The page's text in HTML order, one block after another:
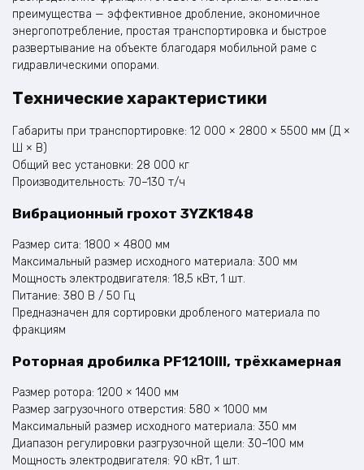
преимущества — эффективное дробление, экономичное
энергопотребление, простая транспортировка и быстрое
развертывание на объекте благодаря мобильной раме с
гидравлическими опорами.
Технические характеристики
Габариты при транспортировке: 12 000 × 2800 × 5500 мм (Д ×
Ш × В)
Общий вес установки: 28 000 кг
Производительность: 70–130 т/ч
Вибрационный грохот 3YZK1848
Размер сита: 1800 × 4800 мм
Максимальный размер исходного материала: 300 мм
Мощность электродвигателя: 18,5 кВт, 1 шт.
Питание: 380 В / 50 Гц
Предназначен для сортировки дробленого материала по
фракциям
Роторная дробилка PF1210III, трёхкамерная
Размер ротора: 1200 × 1400 мм
Размер загрузочного отверстия: 580 × 1000 мм
Максимальный размер исходного материала: 350 мм
Диапазон регулировки разгрузочной щели: 30–100 мм
Мощность электродвигателя: 90 кВт, 1 шт.